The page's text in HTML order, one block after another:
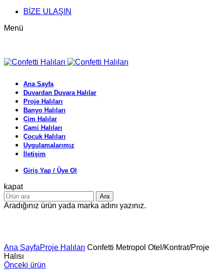
BİZE ULAŞIN
Menü
Ana Sayfa
Duvardan Duvara Halılar
Proje Halıları
Banyo Halıları
Çim Halılar
Cami Halıları
Çocuk Halıları
Uygulamalarımız
İletişim
Giriş Yap / Üye Ol
kapat
Ara
Aradığınız ürün yada marka adını yazınız.
Ana SayfaProje Halıları Confetti Metropol Otel/Kontrat/Proje
Halısı
Önceki ürün